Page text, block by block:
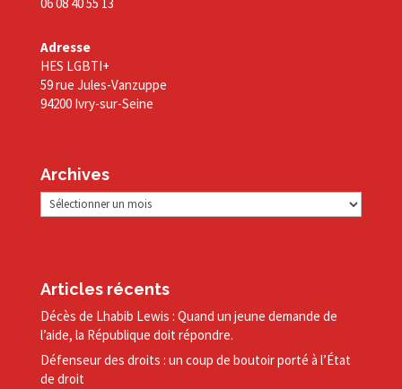
Adresse
HES LGBTI+
59 rue Jules-Vanzuppe
94200 Ivry-sur-Seine
Archives
Archives
Articles récents
Décès de Lhabib Lewis : Quand un jeune demande de
l’aide, la République doit répondre.
Défenseur des droits : un coup de boutoir porté à l’État
de droit